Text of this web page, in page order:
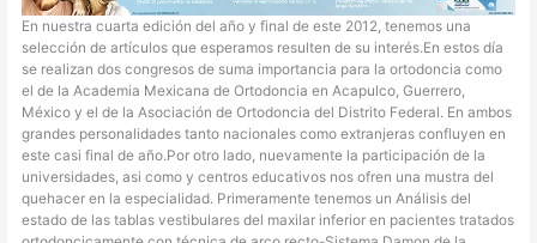
En nuestra cuarta edición del año y final de este 2012, tenemos una
selección de artículos que esperamos resulten de su interés.En estos día
se realizan dos congresos de suma importancia para la ortodoncia como
el de la Academia Mexicana de Ortodoncia en Acapulco, Guerrero,
México y el de la Asociación de Ortodoncia del Distrito Federal. En ambos
grandes personalidades tanto nacionales como extranjeras confluyen en
este casi final de año.Por otro lado, nuevamente la participación de la
universidades, asi como y centros educativos nos ofren una mustra del
quehacer en la especialidad. Primeramente tenemos un Análisis del
estado de las tablas vestibulares del maxilar inferior en pacientes tratados